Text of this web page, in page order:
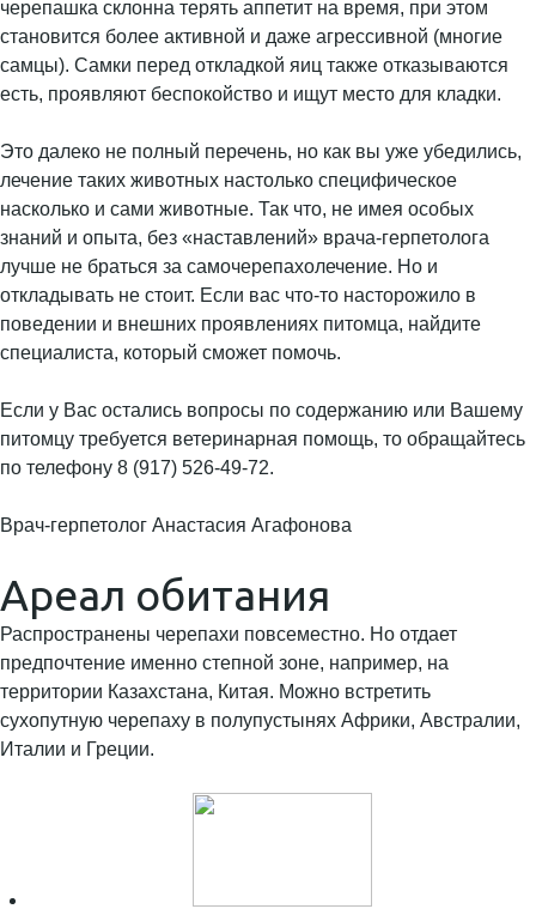
черепашка склонна терять аппетит на время, при этом
становится более активной и даже агрессивной (многие
самцы). Самки перед откладкой яиц также отказываются
есть, проявляют беспокойство и ищут место для кладки.
Это далеко не полный перечень, но как вы уже убедились,
лечение таких животных настолько специфическое
насколько и сами животные. Так что, не имея особых
знаний и опыта, без «наставлений» врача-герпетолога
лучше не браться за самочерепахолечение. Но и
откладывать не стоит. Если вас что-то насторожило в
поведении и внешних проявлениях питомца, найдите
специалиста, который сможет помочь.
Если у Вас остались вопросы по содержанию или Вашему
питомцу требуется ветеринарная помощь, то обращайтесь
по телефону 8 (917) 526-49-72.
Врач-герпетолог Анастасия Агафонова
Ареал обитания
Распространены черепахи повсеместно. Но отдает
предпочтение именно степной зоне, например, на
территории Казахстана, Китая. Можно встретить
сухопутную черепаху в полупустынях Африки, Австралии,
Италии и Греции.